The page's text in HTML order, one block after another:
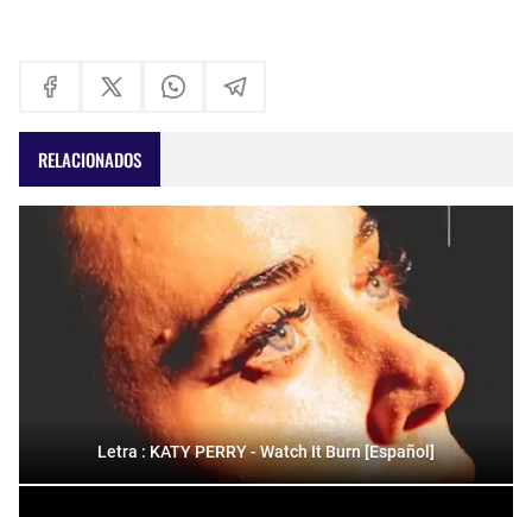
RELACIONADOS
Letra : KATY PERRY - Watch It Burn [Español]